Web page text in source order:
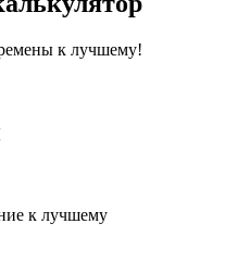
к лучшему!
к лучшему